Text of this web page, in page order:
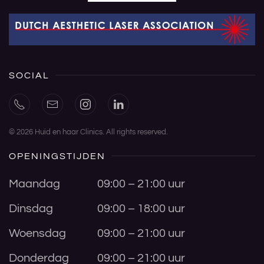
SOCIAL
© 2026 Huid en haar Clinics. All rights reserved.
OPENINGSTIJDEN
Maandag 09:00 – 21:00 uur
Dinsdag 09:00 – 18:00 uur
Woensdag 09:00 – 21:00 uur
Donderdag 09:00 – 21:00 uur